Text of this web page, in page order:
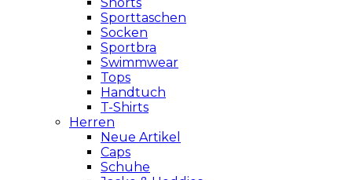
Sporttaschen
Socken
Sportbra
Swimmwear
Tops
Handtuch
T-Shirts
Herren
Neue Artikel
Caps
Schuhe